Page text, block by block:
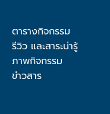
ตารางกิจกรรม
รีวิว และสาระน่ารู้
ภาพกิจกรรม
ข่าวสาร